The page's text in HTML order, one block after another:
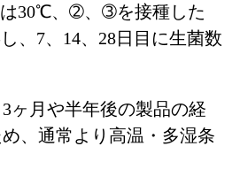
30℃、➁、➂を接種した
、7、14、28日目に生菌数
ヶ月や半年後の製品の経
、通常より高温・多湿条